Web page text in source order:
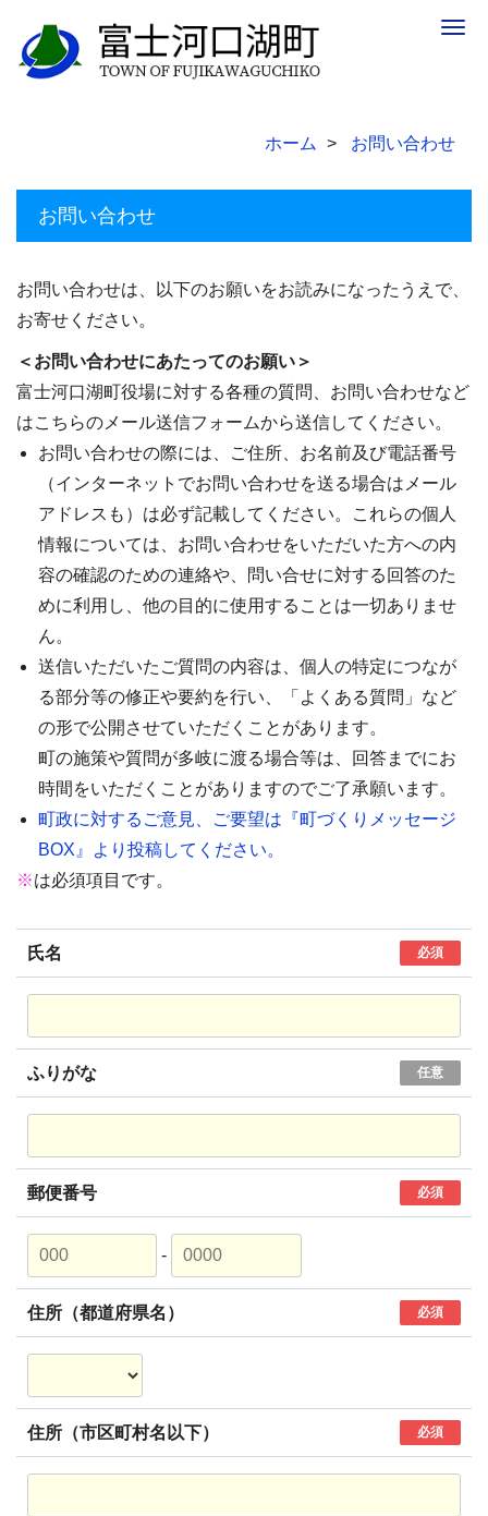
ホーム お問い合わせ
お問い合わせ
お問い合わせは、以下のお願いをお読みになったうえで、
お寄せください。
＜お問い合わせにあたってのお願い＞
富士河口湖町役場に対する各種の質問、お問い合わせなど
はこちらのメール送信フォームから送信してください。
お問い合わせの際には、ご住所、お名前及び電話番号
（インターネットでお問い合わせを送る場合はメール
アドレスも）は必ず記載してください。これらの個人
情報については、お問い合わせをいただいた方への内
容の確認のための連絡や、問い合せに対する回答のた
めに利用し、他の目的に使用することは一切ありませ
ん。
送信いただいたご質問の内容は、個人の特定につなが
る部分等の修正や要約を行い、「よくある質問」など
の形で公開させていただくことがあります。
町の施策や質問が多岐に渡る場合等は、回答までにお
時間をいただくことがありますのでご了承願います。
町政に対するご意見、ご要望は『町づくりメッセージ
BOX』より投稿してください。
※は必須項目です。
氏名 必須
ふりがな 任意
郵便番号 必須
-
住所（都道府県名） 必須
住所（市区町村名以下） 必須